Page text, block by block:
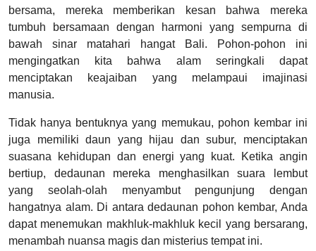
bersama, mereka memberikan kesan bahwa mereka
tumbuh bersamaan dengan harmoni yang sempurna di
bawah sinar matahari hangat Bali. Pohon-pohon ini
mengingatkan kita bahwa alam seringkali dapat
menciptakan keajaiban yang melampaui imajinasi
manusia.
Tidak hanya bentuknya yang memukau, pohon kembar ini
juga memiliki daun yang hijau dan subur, menciptakan
suasana kehidupan dan energi yang kuat. Ketika angin
bertiup, dedaunan mereka menghasilkan suara lembut
yang seolah-olah menyambut pengunjung dengan
hangatnya alam. Di antara dedaunan pohon kembar, Anda
dapat menemukan makhluk-makhluk kecil yang bersarang,
menambah nuansa magis dan misterius tempat ini.